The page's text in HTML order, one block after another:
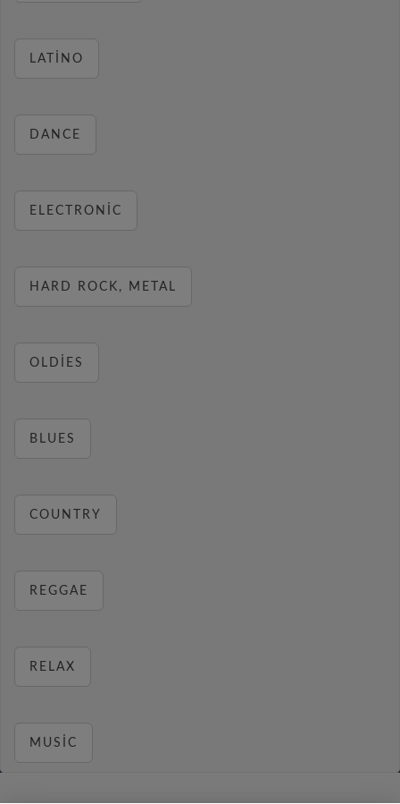
LATINO
DANCE
ELECTRONIC
HARD ROCK, METAL
OLDIES
BLUES
COUNTRY
REGGAE
RELAX
MUSIC